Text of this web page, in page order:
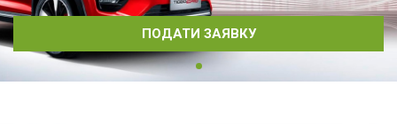
ПОДАТИ ЗАЯВКУ